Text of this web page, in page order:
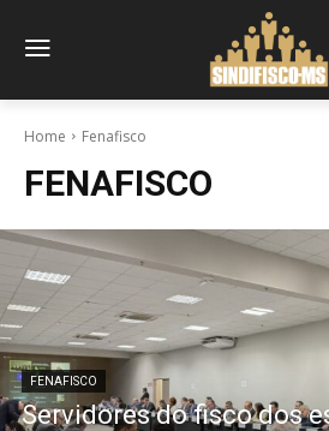
Home Fenafisco
FENAFISCO
FENAFISCO
Servidores do fisco dos